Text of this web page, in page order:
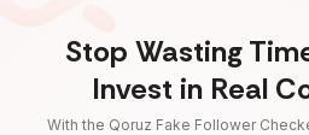
Stop Wasting
Invest in Real
With the Qoruz Fake Follower